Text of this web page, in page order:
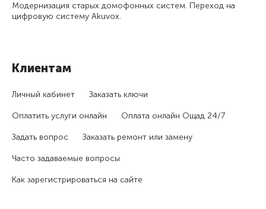
Модернизация старых домофонных систем. Переход на
цифровую систему Akuvox.
Клиентам
Личный кабинет Заказать ключи
Оплатить услуги онлайн Оплата онлайн Ощад 24/7
Задать вопрос Заказать ремонт или замену
Часто задаваемые вопросы
Как зарегистри­роваться на сайте